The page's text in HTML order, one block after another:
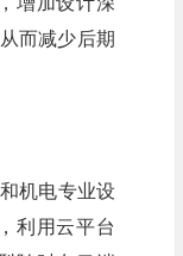
而减少后期
机电专业设
利用云平台